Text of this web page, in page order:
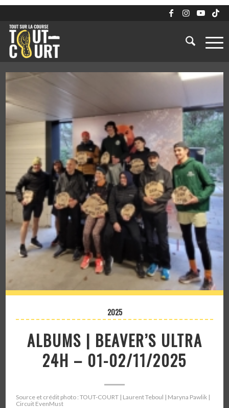
2025
ALBUMS | BEAVER’S ULTRA
24H – 01-02/11/2025
Source et crédit photo : TOUT-COURT | Laurent Teboul | Maryna Pawlik |
Circuit EvenMust